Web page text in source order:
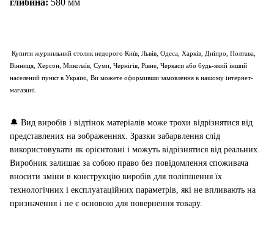
Купити журнильний столик недорого Київ, Львів, Одеса, Харків, Дніпро, Полтава,
Вінниця, Херсон, Миколаїв, Суми, Чернігів, Рівне, Черкаси або будь-який інший
населений пункт в Україні, Ви можете оформивши замовлення в нашому інтернет-
магазині.
🔔 Вид виробів і відтінок матеріалів може трохи відрізнятися від
представлених на зображеннях. Зразки забарвлення слід
використовувати як орієнтовні і можуть відрізнятися від реальних.
Виробник залишає за собою право без повідомлення споживача
вносити зміни в конструкцію виробів для поліпшення їх
технологічних і експлуатаційних параметрів, які не впливають на
призначення і не є основою для повернення товару.